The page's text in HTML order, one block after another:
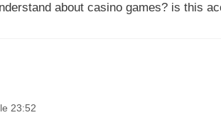
about casino games? is this
23:52